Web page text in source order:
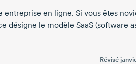
entreprise en ligne. Si vous êtes
désigne le modèle SaaS (software
Révisé